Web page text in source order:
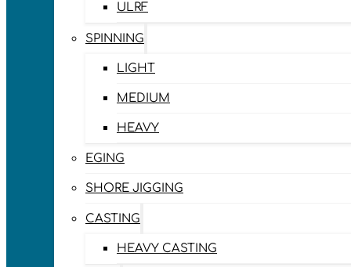
ULRF
SPINNING
LIGHT
MEDIUM
HEAVY
EGING
SHORE JIGGING
CASTING
HEAVY CASTING